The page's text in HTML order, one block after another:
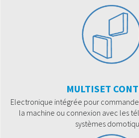
MULTISET
Electronique intégrée pour
la machine ou connexion avec les
systèmes